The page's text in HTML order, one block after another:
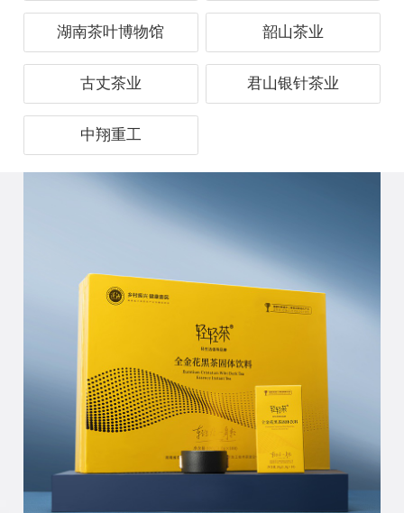
湖南茶叶博物馆 韶山茶业
古丈茶业 君山银针茶业
中翔重工